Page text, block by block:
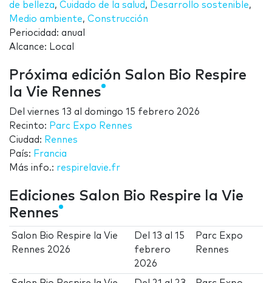
de belleza, Cuidado de la salud , Desarrollo sostenible,
Medio ambiente, Construcción
Periocidad: anual
Alcance: Local
Próxima edición Salon Bio Respire
la Vie Rennes
Del viernes 13 al domingo 15 febrero 2026
Recinto: Parc Expo Rennes
Ciudad: Rennes
País: Francia
Más info.: respirelavie.fr
Ediciones Salon Bio Respire la Vie
Rennes
Salon Bio Respire la Vie
Rennes 2026
Del13 al15
febrero
2026
Parc Expo
Rennes